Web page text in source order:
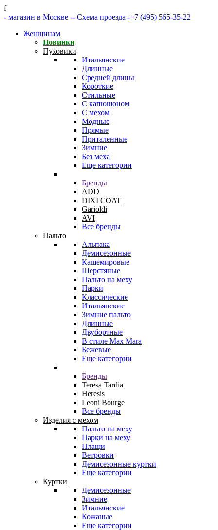
f
- магазин в Москве -- Схема проезда -+7 (495) 565-35-22
Женщинам
Новинки
Пуховики
Итальянские
Длинные
Средней длины
Короткие
Стильные
С капюшоном
С мехом
Модные
Прямые
Приталенные
Зимние
Без меха
Еще категории
Бренды
ADD
DIXI COAT
Garioldi
AVI
Все бренды
Пальто
Альпака
Демисезонные
Кашемировые
Шерстяные
Пальто на меху
Парки
Классические
Итальянские
Зимние пальто
Длинные
Двубортные
В стиле Max Mara
Бежевые
Еще категории
Бренды
Teresa Tardia
Heresis
Leoni Bourge
Все бренды
Изделия с мехом
Пальто на меху
Парки на меху
Плащи
Ветровки
Демисезонные куртки
Еще категории
Куртки
Демисезонные
Зимние
Итальянские
Кожаные
Еще категории